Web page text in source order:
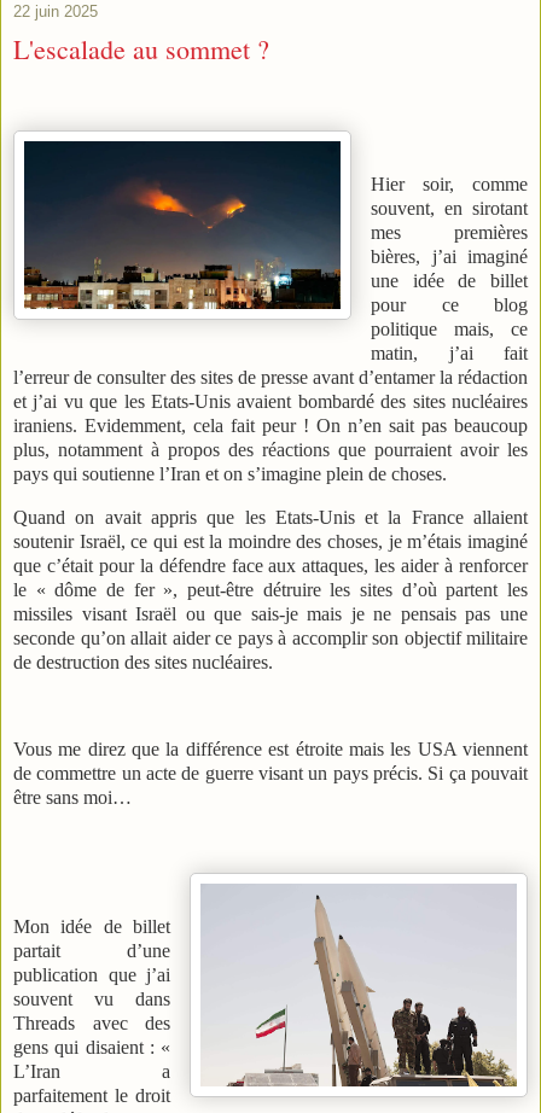
22 juin 2025
L'escalade au sommet ?
Hier soir, comme
souvent, en sirotant
mes premières
bières, j’ai imaginé
une idée de billet
pour ce blog
politique mais, ce
matin, j’ai fait
l’erreur de consulter des sites de presse avant d’entamer la rédaction
et j’ai vu que les Etats-Unis avaient bombardé des sites nucléaires
iraniens. Evidemment, cela fait peur ! On n’en sait pas beaucoup
plus, notamment à propos des réactions que pourraient avoir les
pays qui soutienne l’Iran et on s’imagine plein de choses.
Quand on avait appris que les Etats-Unis et la France allaient
soutenir Israël, ce qui est la moindre des choses, je m’étais imaginé
que c’était pour la défendre face aux attaques, les aider à renforcer
le « dôme de fer », peut-être détruire les sites d’où partent les
missiles visant Israël ou que sais-je mais je ne pensais pas une
seconde qu’on allait aider ce pays à accomplir son objectif militaire
de destruction des sites nucléaires.
Vous me direz que la différence est étroite mais les USA viennent
de commettre un acte de guerre visant un pays précis. Si ça pouvait
être sans moi…
Mon idée de billet
partait d’une
publication que j’ai
souvent vu dans
Threads avec des
gens qui disaient : «
L’Iran a
parfaitement le droit